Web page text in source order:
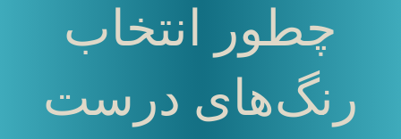
چطور انتخاب
رنگ‌های درست